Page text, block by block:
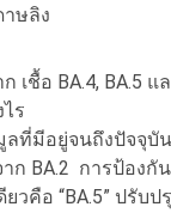
าษลิง
ก เชื้อ BA.4, BA.5
ร
ลที่มีอยู่จนถึงปัจจุบั
าก BA.2 การป้อง
วคือ “BA.5” ปรับป